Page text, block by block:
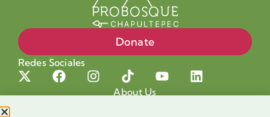
Donate
Redes Sociales
About Us